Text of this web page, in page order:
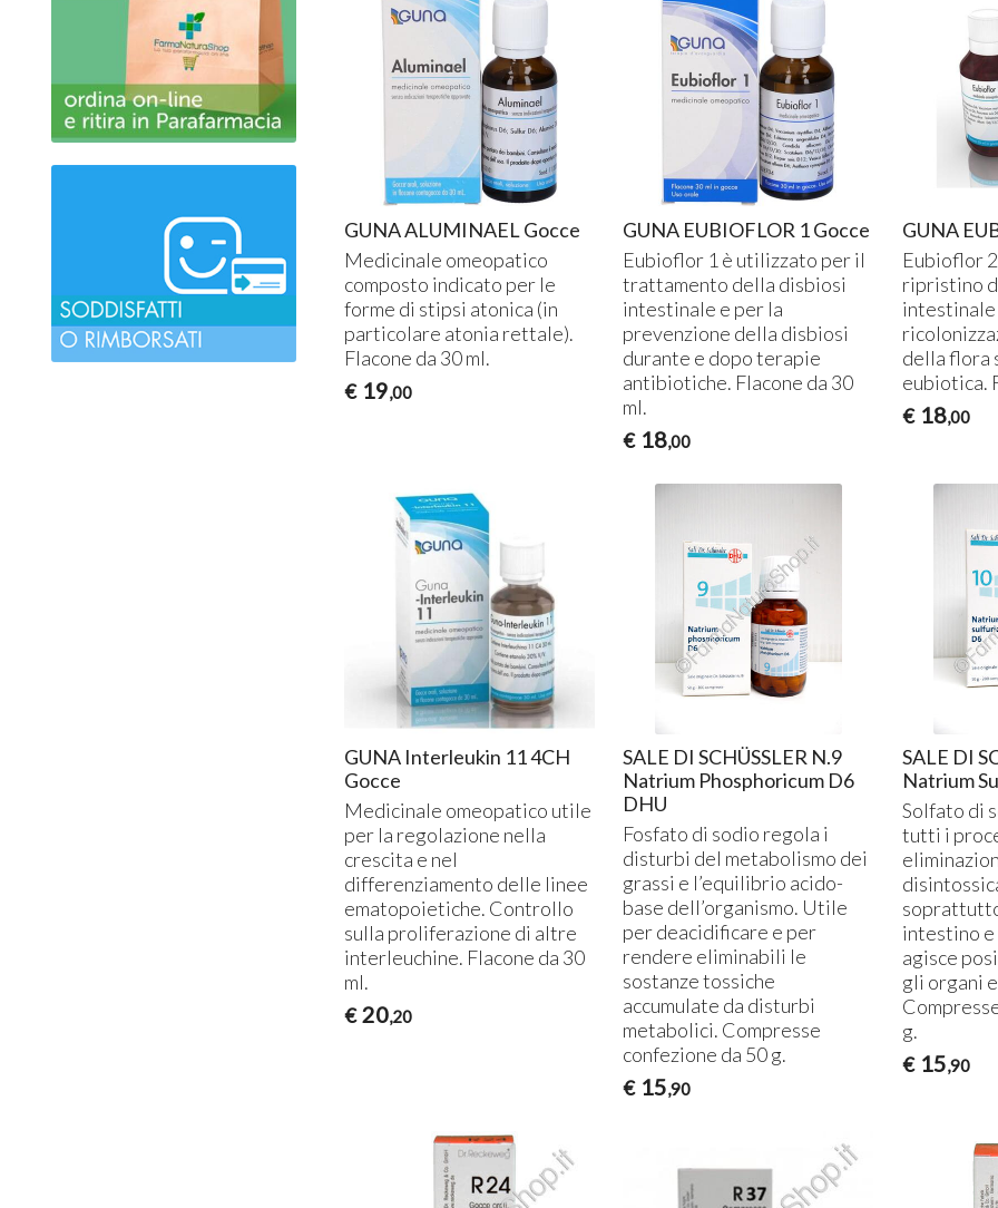
GUNA ALUMINAEL Gocce
Medicinale omeopatico
composto indicato per le
forme di stipsi atonica (in
particolare atonia rettale).
Flacone da 30 ml.
€ 19,00
GUNA EUBIOFLOR 1 Gocce
Eubioflor 1 è utilizzato per il
trattamento della disbiosi
intestinale e per la
prevenzione della disbiosi
durante e dopo terapie
antibiotiche. Flacone da 30
ml.
€ 18,00
GUNA
Eubioflor
ripristino
intestinale
della flora
eubiotica.
€ 18,00
GUNA Interleukin 11 4CH
Gocce
Medicinale omeopatico utile
per la regolazione nella
crescita e nel
differenziamento delle linee
ematopoietiche. Controllo
sulla proliferazione di altre
interleuchine. Flacone da 30
ml.
€ 20,20
SALE DI SCHÜSSLER N.9
Natrium Phosphoricum D6
DHU
Fosfato di sodio regola i
disturbi del metabolismo dei
grassi e l’equilibrio acido-
base dell’organismo. Utile
per deacidificare e per
rendere eliminabili le
sostanze tossiche
accumulate da disturbi
metabolici. Compresse
confezione da 50 g.
€ 15,90
SALE DI
Natrium
Solfato di
tutti i
intestino
agisce
gli organi
g.
€ 15,90